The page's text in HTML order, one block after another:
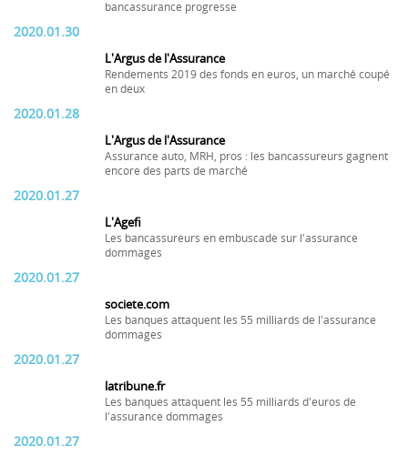
bancassurance progresse
2020.01.30
L'Argus de l'Assurance
Rendements 2019 des fonds en euros, un marché coupé
en deux
2020.01.28
L'Argus de l'Assurance
Assurance auto, MRH, pros : les bancassureurs gagnent
encore des parts de marché
2020.01.27
L'Agefi
Les bancassureurs en embuscade sur l'assurance
dommages
2020.01.27
societe.com
Les banques attaquent les 55 milliards de l'assurance
dommages
2020.01.27
latribune.fr
Les banques attaquent les 55 milliards d'euros de
l'assurance dommages
2020.01.27